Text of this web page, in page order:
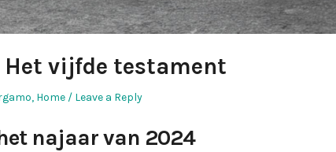
vijfde testament
, Home Leave a Reply
najaarvan 2024